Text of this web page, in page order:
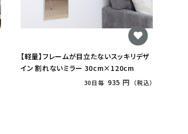
【軽量】フレームが目立たないスッキリデザ
イン 割れないミラー 30cm×120cm
30日毎 935 円 （税込）